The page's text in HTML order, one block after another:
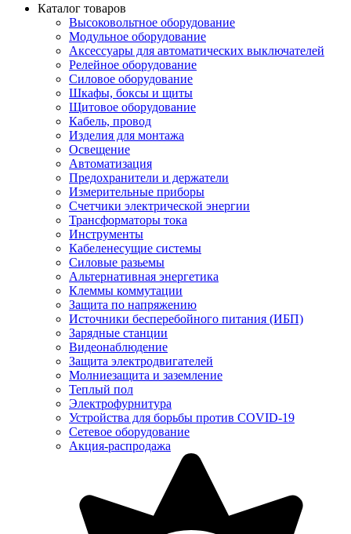
Каталог товаров
Высоковольтное оборудование
Модульное оборудование
Аксессуары для автоматических выключателей
Релейное оборудование
Силовое оборудование
Шкафы, боксы и щиты
Щитовое оборудование
Кабель, провод
Изделия для монтажа
Освещение
Автоматизация
Предохранители и держатели
Измерительные приборы
Счетчики электрической энергии
Трансформаторы тока
Инструменты
Кабеленесущие системы
Силовые разьемы
Альтернативная энергетика
Клеммы коммутации
Защита по напряжению
Источники бесперебойного питания (ИБП)
Зарядные станции
Видеонаблюдение
Защита электродвигателей
Молниезащита и заземление
Теплый пол
Электрофурнитура
Устройства для борьбы против COVID-19
Сетевое оборудование
Акция-распродажа